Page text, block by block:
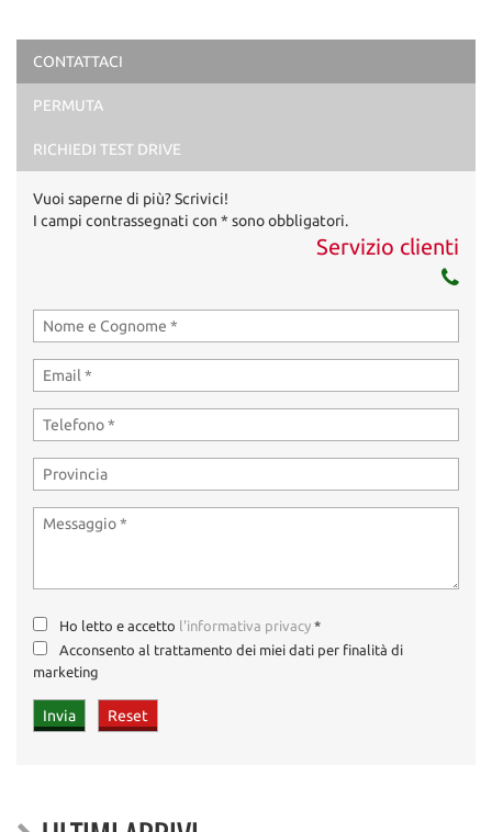
CONTATTACI
PERMUTA
RICHIEDI TEST DRIVE
Vuoi saperne di più? Scrivici!
I campi contrassegnati con * sono obbligatori.
Servizio clienti
Ho letto e accetto l'informativa privacy *
Acconsento al trattamento dei miei dati per finalità di
marketing